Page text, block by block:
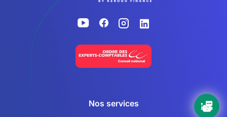
Accueil
Nos services